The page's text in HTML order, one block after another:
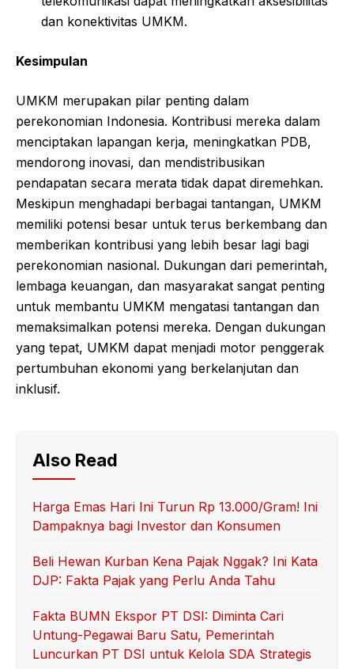
dan konektivitas UMKM.
Kesimpulan
UMKM merupakan pilar penting dalam
perekonomian Indonesia. Kontribusi mereka dalam
menciptakan lapangan kerja, meningkatkan PDB,
mendorong inovasi, dan mendistribusikan
pendapatan secara merata tidak dapat diremehkan.
Meskipun menghadapi berbagai tantangan, UMKM
memiliki potensi besar untuk terus berkembang dan
memberikan kontribusi yang lebih besar lagi bagi
perekonomian nasional. Dukungan dari pemerintah,
lembaga keuangan, dan masyarakat sangat penting
untuk membantu UMKM mengatasi tantangan dan
memaksimalkan potensi mereka. Dengan dukungan
yang tepat, UMKM dapat menjadi motor penggerak
pertumbuhan ekonomi yang berkelanjutan dan
inklusif.
Also Read
Harga Emas Hari Ini Turun Rp 13.000/Gram! Ini
Dampaknya bagi Investor dan Konsumen
Beli Hewan Kurban Kena Pajak Nggak? Ini Kata
DJP: Fakta Pajak yang Perlu Anda Tahu
Fakta BUMN Ekspor PT DSI: Diminta Cari
Untung-Pegawai Baru Satu, Pemerintah
Luncurkan PT DSI untuk Kelola SDA Strategis